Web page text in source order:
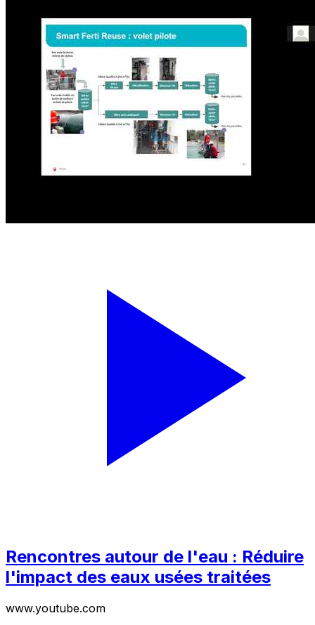
Rencontres autour de l'eau : Réduire
l'impact des eaux usées traitées
www.youtube.com